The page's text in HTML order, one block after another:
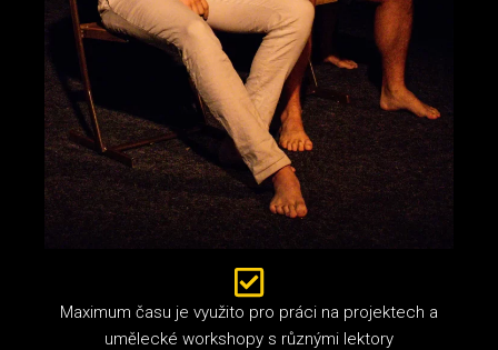
Maximum času je využito pro práci na projektech a
umělecké workshopy s různými lektory